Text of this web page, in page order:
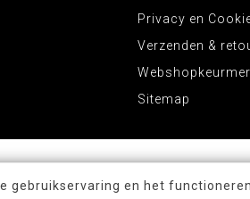
Privacy en
Verzenden &
Sitemap
gebruikservaring en het